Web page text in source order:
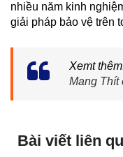
nhiều năm kinh
giải pháp bảo vệ trên
Xemt
Mang Thít
Bài viết liên